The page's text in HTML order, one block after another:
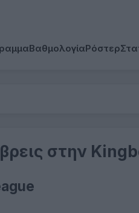
ΒαθμολογίαΡόστερ
στην